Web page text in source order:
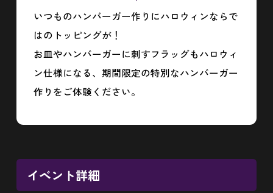
いつものハンバーガー作りにハロウィンならで
はのトッピングが！
お皿やハンバーガーに刺すフラッグもハロウィ
ン仕様になる、期間限定の特別なハンバーガー
作りをご体験ください。
イベント詳細